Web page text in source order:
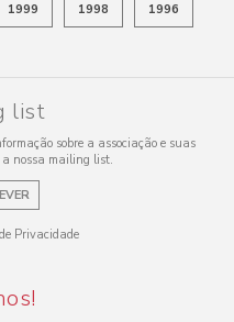
1999 1998 1996
list
sobre a associação e suas
nossa mailing list.
Privacidade